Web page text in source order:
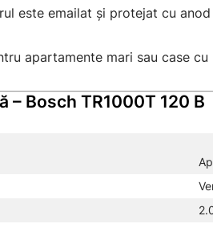
este emailat și protejat cu
apartamente mari sau case
– Bosch TR1000T 120 B